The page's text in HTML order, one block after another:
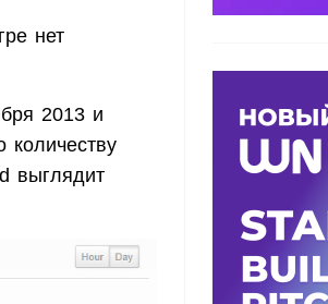
нет
2013 и
количеству
выглядит